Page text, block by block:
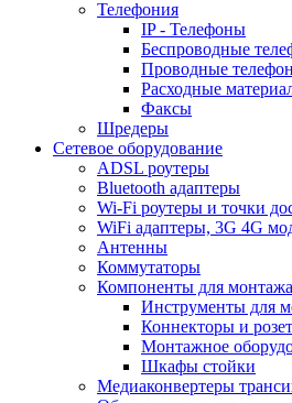
Телефония
IP - Телефоны
Беспроводные
Проводные
Расходные
Факсы
Шредеры
Сетевое оборудование
ADSL роутеры
Bluetooth адаптеры
Wi-Fi роутеры и точки
WiFi адаптеры, 3G 4G
Антенны
Коммутаторы
Компоненты для монтажа
Инструменты для
Коннекторы и
Монтажное
Шкафы стойки
Медиаконвертеры